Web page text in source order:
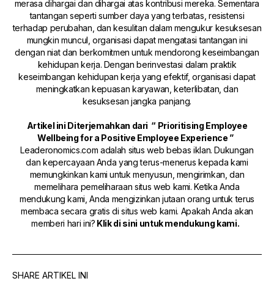
merasa dihargai dan dihargai atas kontribusi mereka. Sementara
tantangan seperti sumber daya yang terbatas, resistensi
terhadap perubahan, dan kesulitan dalam mengukur kesuksesan
mungkin muncul, organisasi dapat mengatasi tantangan ini
dengan niat dan berkomitmen untuk mendorong keseimbangan
kehidupan kerja. Dengan berinvestasi dalam praktik
keseimbangan kehidupan kerja yang efektif, organisasi dapat
meningkatkan kepuasan karyawan, keterlibatan, dan
kesuksesan jangka panjang.
Artikel ini Diterjemahkan dari “ Prioritising Employee
Wellbeing for a Positive Employee Experience ”
Leaderonomics.com adalah situs web bebas iklan. Dukungan
dan kepercayaan Anda yang terus-menerus kepada kami
memungkinkan kami untuk menyusun, mengirimkan, dan
memelihara pemeliharaan situs web kami. Ketika Anda
mendukung kami, Anda mengizinkan jutaan orang untuk terus
membaca secara gratis di situs web kami. Apakah Anda akan
memberi hari ini? Klikdi sini untuk mendukung kami.
SHARE ARTIKEL INI